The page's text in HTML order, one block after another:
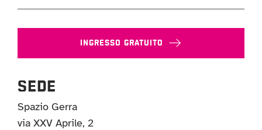
INGRESSO GRATUITO
SEDE
Spazio Gerra
via XXV Aprile, 2